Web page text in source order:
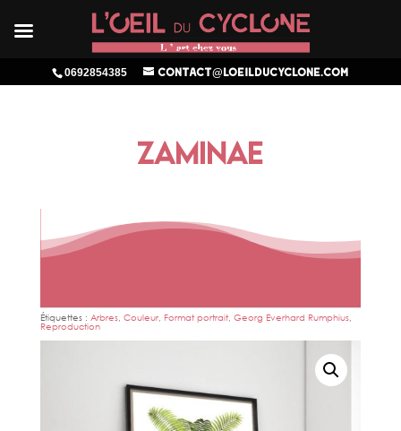
0692854385 contact@loeilducyclone.com
ZAMINAE
Étiquettes : Arbres, Couleur, Format portrait, Georg Everhard Rumphius,
Reproduction